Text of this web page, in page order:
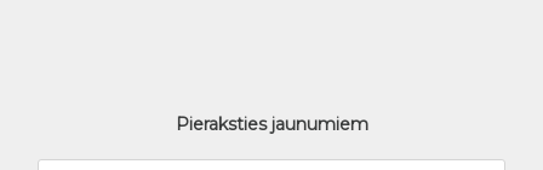
Pieraksties jaunumiem